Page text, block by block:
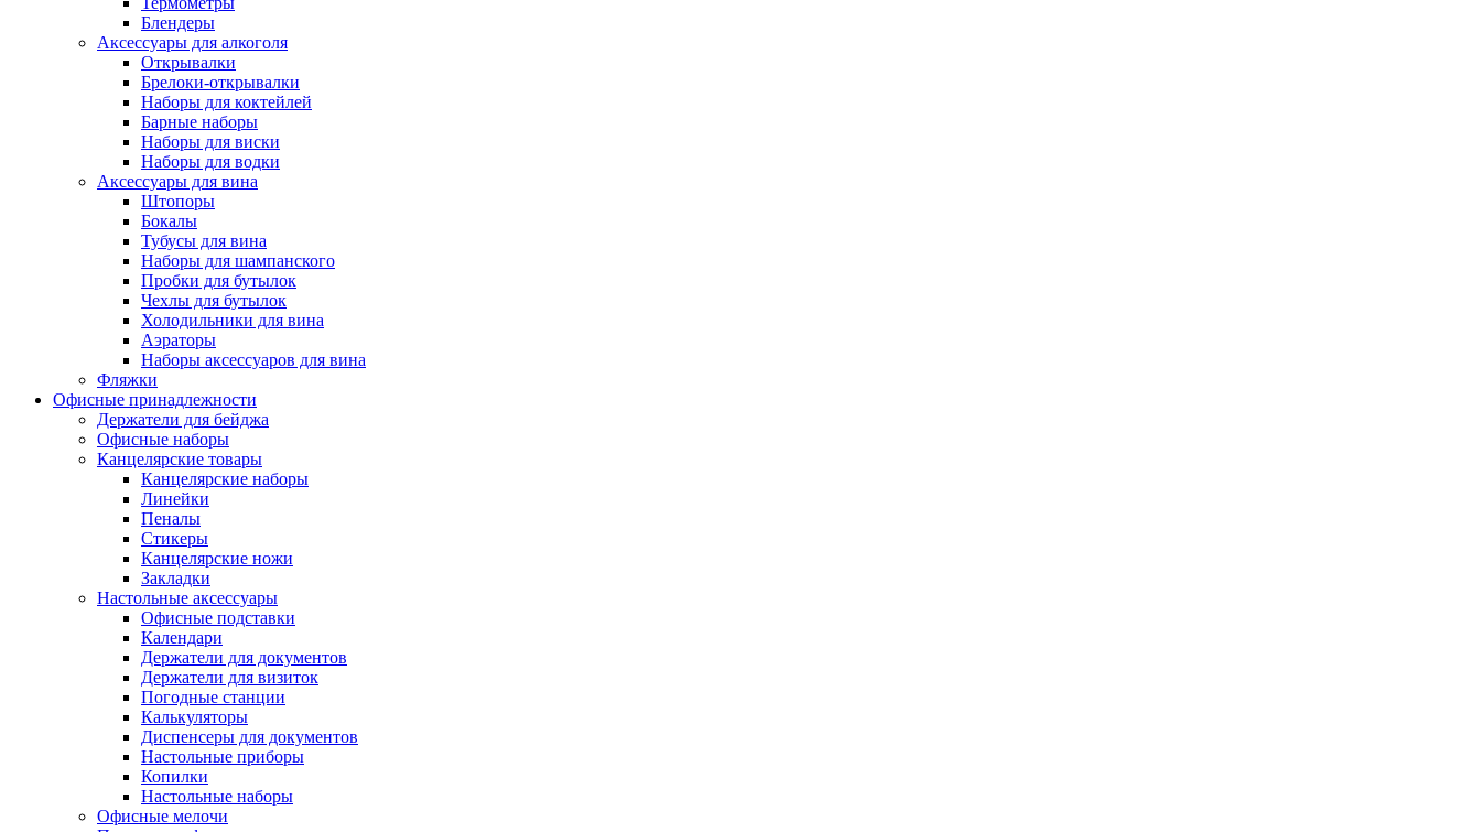
Блендеры
Аксессуары для алкоголя
Открывалки
Брелоки-открывалки
Наборы для коктейлей
Барные наборы
Наборы для виски
Наборы для водки
Аксессуары для вина
Штопоры
Бокалы
Тубусы для вина
Наборы для шампанского
Пробки для бутылок
Чехлы для бутылок
Холодильники для вина
Аэраторы
Наборы аксессуаров для вина
Фляжки
Офисные принадлежности
Держатели для бейджа
Офисные наборы
Канцелярские товары
Канцелярские наборы
Линейки
Пеналы
Стикеры
Канцелярские ножи
Закладки
Настольные аксессуары
Офисные подставки
Календари
Держатели для документов
Держатели для визиток
Погодные станции
Калькуляторы
Диспенсеры для документов
Настольные приборы
Копилки
Настольные наборы
Офисные мелочи